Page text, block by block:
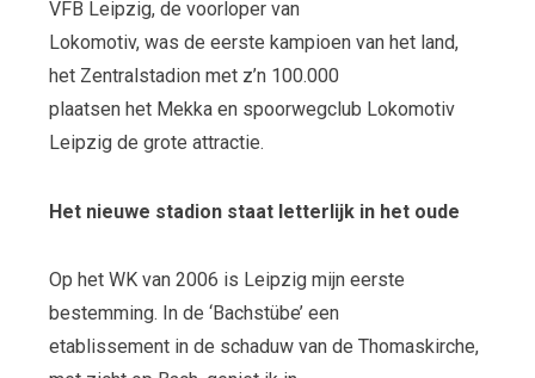
VFB Leipzig, de voorloper van
Lokomotiv, was de eerste kampioen van het land,
het Zentralstadion met z’n 100.000
plaatsen het Mekka en spoorwegclub Lokomotiv
Leipzig de grote attractie.
Het nieuwe stadion staat letterlijk in het oude
Op het WK van 2006 is Leipzig mijn eerste
bestemming. In de ‘Bachstübe’ een
etablissement in de schaduw van de Thomaskirche,